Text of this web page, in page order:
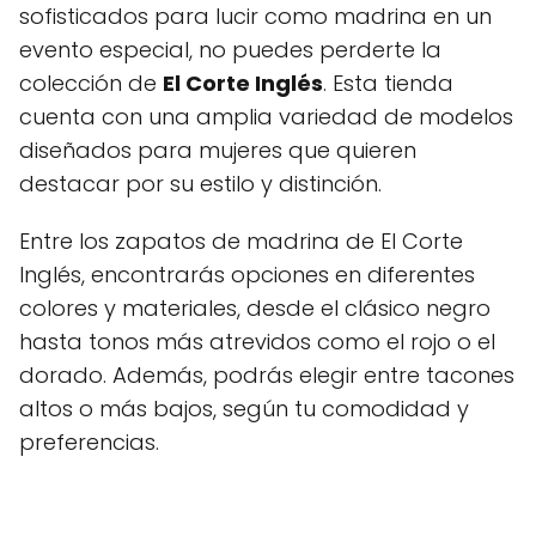
sofisticados para lucir como madrina en un
evento especial, no puedes perderte la
colección de El Corte Inglés. Esta tienda
cuenta con una amplia variedad de modelos
diseñados para mujeres que quieren
destacar por su estilo y distinción.
Entre los zapatos de madrina de El Corte
Inglés, encontrarás opciones en diferentes
colores y materiales, desde el clásico negro
hasta tonos más atrevidos como el rojo o el
dorado. Además, podrás elegir entre tacones
altos o más bajos, según tu comodidad y
preferencias.